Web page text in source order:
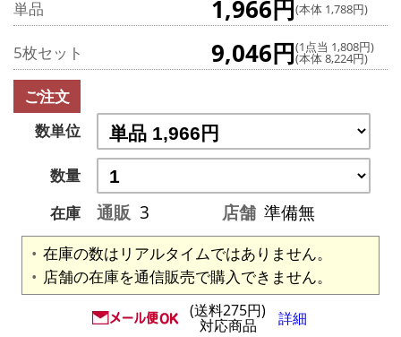
単品 1,966円(本体 1,788円)
5枚セット 9,046円(1点当 1,808円)
(本体 8,224円)
ご注文
数単位
数量
在庫
通販 3 店舗 準備無
在庫の数はリアルタイムではありません。
店舗の在庫を通信販売で購入できません。
(送料275円)
対応商品 詳細